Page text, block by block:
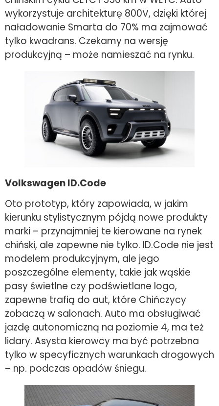
wykorzystuje architekturę 800V, dzięki której
naładowanie Smarta do 70% ma zajmować
tylko kwadrans. Czekamy na wersję
produkcyjną – może namieszać na rynku.
Volkswagen ID.Code
Oto prototyp, który zapowiada, w jakim
kierunku stylistycznym pójdą nowe produkty
marki – przynajmniej te kierowane na rynek
chiński, ale zapewne nie tylko. ID.Code nie jest
modelem produkcyjnym, ale jego
poszczególne elementy, takie jak wąskie
pasy świetlne czy podświetlane logo,
zapewne trafią do aut, które Chińczycy
zobaczą w salonach. Auto ma obsługiwać
jazdę autonomiczną na poziomie 4, ma też
lidary. Asysta kierowcy ma być potrzebna
tylko w specyficznych warunkach drogowych
– np. podczas opadów śniegu.